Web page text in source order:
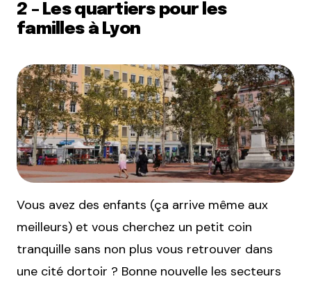
2 – Les quartiers pour les
familles à Lyon
Vous avez des enfants (ça arrive même aux
meilleurs) et vous cherchez un petit coin
tranquille sans non plus vous retrouver dans
une cité dortoir ? Bonne nouvelle les secteurs